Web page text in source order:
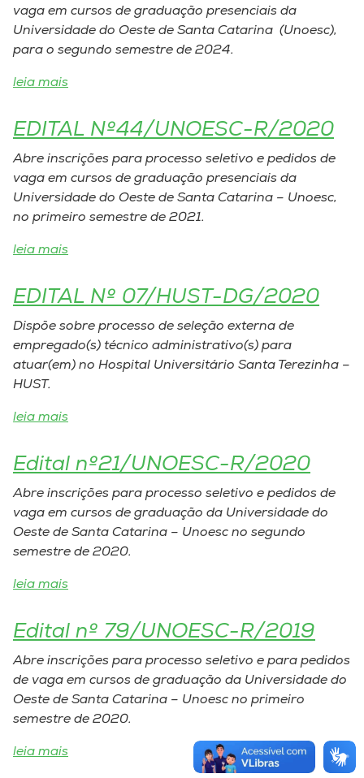
Rádio
Museu
Store
Selecione
o idioma
A+
A-
vaga em cursos de graduação presenciais da
Universidade do Oeste de Santa Catarina (Unoesc),
para o segundo semestre de 2024.
leia mais
EDITAL Nº44/UNOESC-R/2020
Abre inscrições para processo seletivo e pedidos de
vaga em cursos de graduação presenciais da
Universidade do Oeste de Santa Catarina – Unoesc,
no primeiro semestre de 2021.
leia mais
EDITAL Nº 07/HUST-DG/2020
Dispõe sobre processo de seleção externa de
empregado(s) técnico administrativo(s) para
atuar(em) no Hospital Universitário Santa Terezinha –
HUST.
leia mais
Edital nº21/UNOESC-R/2020
Abre inscrições para processo seletivo e pedidos de
vaga em cursos de graduação da Universidade do
Oeste de Santa Catarina – Unoesc no segundo
semestre de 2020.
leia mais
Edital nº 79/UNOESC-R/2019
Abre inscrições para processo seletivo e para pedidos
de vaga em cursos de graduação da Universidade do
Oeste de Santa Catarina – Unoesc no primeiro
semestre de 2020.
leia mais